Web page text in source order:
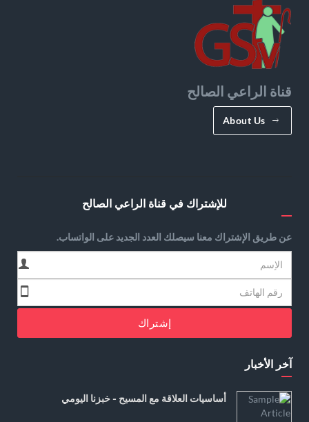
قناة الراعي الصالح
About Us
للإشتراك في قناة الراعي الصالح
عن طريق الإشتراك معنا سيصلك العدد الجديد على الواتساب.
إشتراك
آخر الأخبار
أساسيات العلاقة مع المسيح - خبزنا اليومي